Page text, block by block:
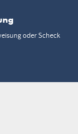
oder Scheck